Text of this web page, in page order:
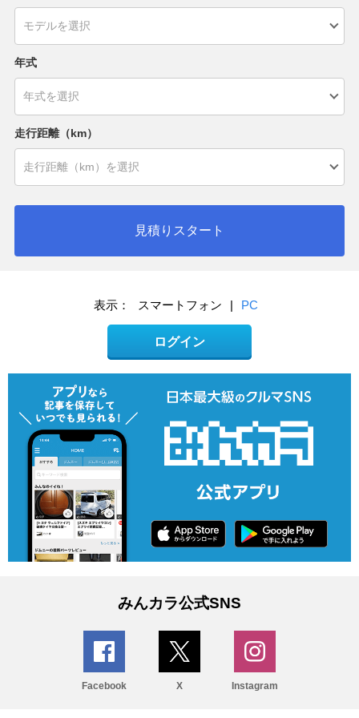
年式
走行距離（km）
見積りスタート
表示： スマートフォン | PC
ログイン
みんカラ公式SNS
Facebook X Instagram